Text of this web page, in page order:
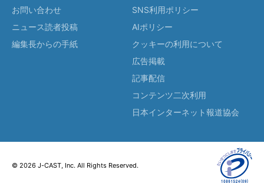
お問い合わせ
ニュース読者投稿
編集長からの手紙
SNS利用ポリシー
AIポリシー
クッキーの利用について
広告掲載
記事配信
コンテンツ二次利用
日本インターネット報道協会
© 2026 J-CAST, Inc. All Rights Reserved.